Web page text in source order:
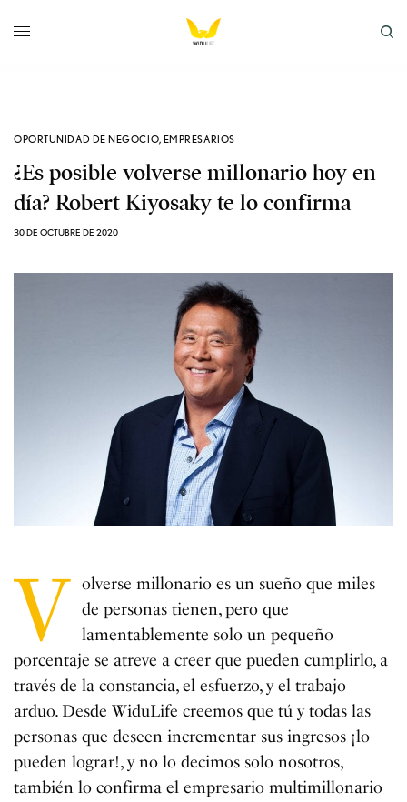
OPORTUNIDAD DE NEGOCIO, EMPRESARIOS
¿Es posible volverse millonario hoy en
día? Robert Kiyosaky te lo confirma
30 DE OCTUBRE DE 2020
V olverse millonario es un sueño que miles
de personas tienen, pero que
lamentablemente solo un pequeño
porcentaje se atreve a creer que pueden cumplirlo, a
través de la constancia, el esfuerzo, y el trabajo
arduo. Desde WiduLife creemos que tú y todas las
personas que deseen incrementar sus ingresos ¡lo
pueden lograr!, y no lo decimos solo nosotros,
también lo confirma el empresario multimillonario